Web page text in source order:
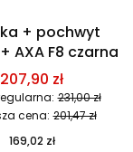
+ pochwyt
Haga ++ AXA F8 czarna
207,90 zł
231,00 zł
cena: 201,47 zł
169,02 zł